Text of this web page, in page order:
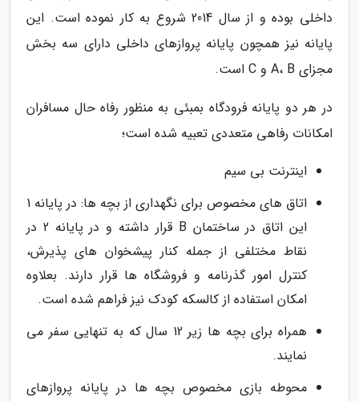
داخلی بوده و از سال 2014 شروع به کار نموده است. این
پایانه نیز همچون پایانه پروازهای داخلی دارای سه بخش
مجزای A، B و C است.
در هر دو پایانه فرودگاه بمبئی به منظور رفاه حال مسافران
امکانات رفاهی متعددی تعبیه شده است؛
اینترنت بی سیم
اتاق های مخصوص برای نگهداری از بچه ها: در پایانه 1
این اتاق در ساختمان B قرار داشته و در پایانه 2 در
نقاط مختلفی از جمله کنار پیشخوان های پذیرش،
کنترل امور گذرنامه و فروشگاه ها قرار دارند. بعلاوه
امکان استفاده از کالسکه کودک نیز فراهم شده است.
همراه برای بچه ها زیر 12 سال که به تنهایی سفر می
نمایند.
محوطه بازی مخصوص بچه ها در پایانه پروازهای